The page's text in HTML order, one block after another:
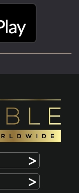
>
>